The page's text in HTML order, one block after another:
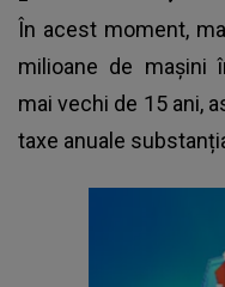
În acest moment,
milioane de mașini
mai vechi de 15 ani,
taxe anuale